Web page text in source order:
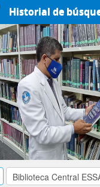
Historial de